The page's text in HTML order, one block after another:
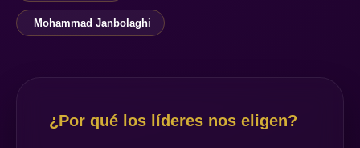
Mohammad Janbolaghi
¿Por qué los líderes nos eligen?